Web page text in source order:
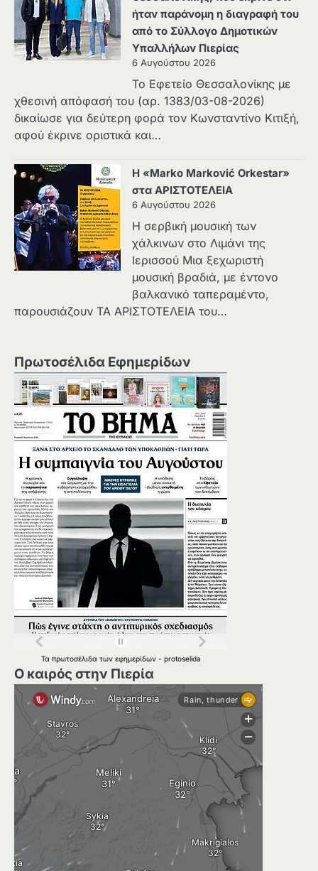
ήταν παράνομη η διαγραφή του
από το Σύλλογο Δημοτικών
Υπαλλήλων Πιερίας
6 Αυγούστου 2026
Το Εφετείο Θεσσαλονίκης με
χθεσινή απόφασή του (αρ. 1383/03-08-2026)
δικαίωσε για δεύτερη φορά τον Κωνσταντίνο Κιτιξή,
αφού έκρινε οριστικά και…
Η «Marko Marković Orkestar»
στα ΑΡΙΣΤΟΤΕΛΕΙΑ
6 Αυγούστου 2026
Η σερβική μουσική των
χάλκινων στο Λιμάνι της
Ιερισσού Μια ξεχωριστή
μουσική βραδιά, με έντονο
βαλκανικό ταπεραμέντο,
παρουσιάζουν ΤΑ ΑΡΙΣΤΟΤΕΛΕΙΑ του…
Πρωτοσέλιδα Εφημερίδων
Τα πρωτοσέλιδα των εφημερίδων - protoselida
Ο καιρός στην Πιερία